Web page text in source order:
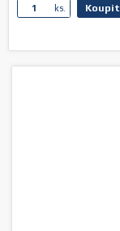
ks. Koupit